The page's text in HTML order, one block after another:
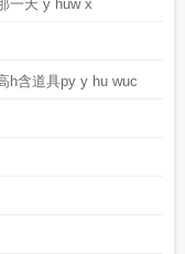
一天 y huw x
h含道具py y hu wuc